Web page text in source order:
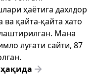
ҳаётига дахлдор
қайта-қайта хато
Мана
луғати сайти, 87